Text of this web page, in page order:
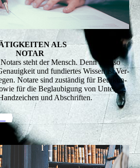
ALS
NOTAR
steht der Mensch. Denn ebenso
und fundiertes Wissen ist Ver­
Notare sind zu­stän­dig für Be­ur­kun­
für die Beglaubigung von Unter­
und Abschriften.